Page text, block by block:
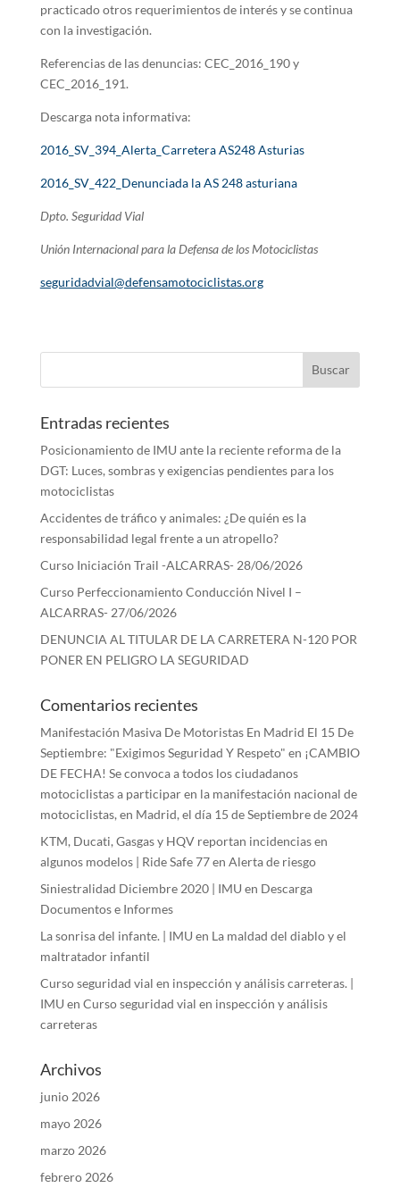
practicado otros requerimientos de interés y se continua
con la investigación.
Referencias de las denuncias: CEC_2016_190 y
CEC_2016_191.
Descarga nota informativa:
2016_SV_394_Alerta_Carretera AS248 Asturias
2016_SV_422_Denunciada la AS 248 asturiana
Dpto. Seguridad Vial
Unión Internacional para la Defensa de los Motociclistas
seguridadvial@defensamotociclistas.org
Entradas recientes
Posicionamiento de IMU ante la reciente reforma de la
DGT: Luces, sombras y exigencias pendientes para los
motociclistas
Accidentes de tráfico y animales: ¿De quién es la
responsabilidad legal frente a un atropello?
Curso Iniciación Trail -ALCARRAS- 28/06/2026
Curso Perfeccionamiento Conducción Nivel I –
ALCARRAS- 27/06/2026
DENUNCIA AL TITULAR DE LA CARRETERA N-120 POR
PONER EN PELIGRO LA SEGURIDAD
Comentarios recientes
Manifestación Masiva De Motoristas En Madrid El 15 De
Septiembre: "Exigimos Seguridad Y Respeto" en ¡CAMBIO
DE FECHA! Se convoca a todos los ciudadanos
motociclistas a participar en la manifestación nacional de
motociclistas, en Madrid, el día 15 de Septiembre de 2024
KTM, Ducati, Gasgas y HQV reportan incidencias en
algunos modelos | Ride Safe 77en Alerta de riesgo
Siniestralidad Diciembre 2020 | IMU en Descarga
Documentos e Informes
La sonrisa del infante. | IMU en La maldad del diablo y el
maltratador infantil
Curso seguridad vial en inspección y análisis carreteras. |
IMU en Curso seguridad vial en inspección y análisis
carreteras
Archivos
junio 2026
mayo 2026
marzo 2026
febrero 2026